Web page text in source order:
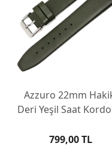
Azzuro 22mm
Deri Yeşil Saat
799,00 TL